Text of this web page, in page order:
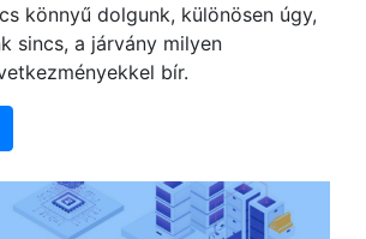
könnyű dolgunk, különösen úgy,
sincs, a járvány milyen
bír.